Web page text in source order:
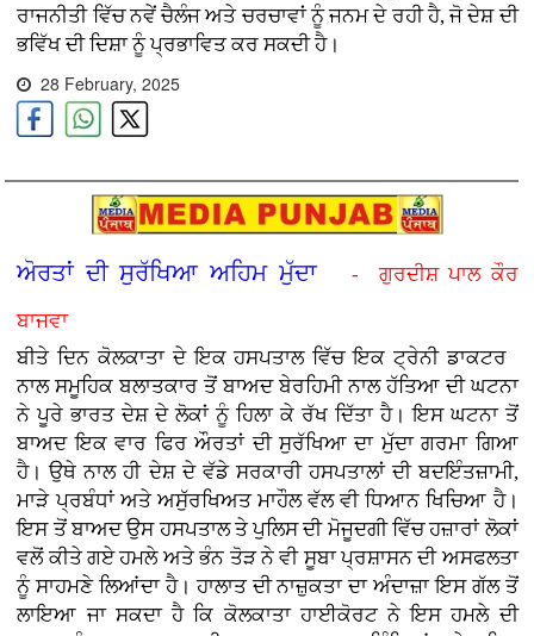
ਰਾਜਨੀਤੀ ਵਿੱਚ ਨਵੇਂ ਚੈਲੰਜ ਅਤੇ ਚਰਚਾਵਾਂ ਨੂੰ ਜਨਮ ਦੇ ਰਹੀ ਹੈ, ਜੋ ਦੇਸ਼ ਦੀ
ਭਵਿੱਖ ਦੀ ਦਿਸ਼ਾ ਨੂੰ ਪ੍ਰਭਾਵਿਤ ਕਰ ਸਕਦੀ ਹੈ।
28 February, 2025
ਅੋਰਤਾਂ ਦੀ ਸੁਰੱਖਿਆ ਅਹਿਮ ਮੁੱਦਾ - ਗੁਰਦੀਸ਼ ਪਾਲ ਕੌਰ
ਬਾਜਵਾ
ਬੀਤੇ ਦਿਨ ਕੋਲਕਾਤਾ ਦੇ ਇਕ ਹਸਪਤਾਲ ਵਿੱਚ ਇਕ ਟ੍ਰੇਨੀ ਡਾਕਟਰ
ਨਾਲ ਸਮੂਹਿਕ ਬਲਾਤਕਾਰ ਤੋਂ ਬਾਅਦ ਬੇਰਹਿਮੀ ਨਾਲ ਹੱਤਿਆ ਦੀ ਘਟਨਾ
ਨੇ ਪੂਰੇ ਭਾਰਤ ਦੇਸ਼ ਦੇ ਲੋਕਾਂ ਨੂੰ ਹਿਲਾ ਕੇ ਰੱਖ ਦਿੱਤਾ ਹੈ। ਇਸ ਘਟਨਾ ਤੋਂ
ਬਾਅਦ ਇਕ ਵਾਰ ਫਿਰ ਔਰਤਾਂ ਦੀ ਸੁਰੱਖਿਆ ਦਾ ਮੁੱਦਾ ਗਰਮਾ ਗਿਆ
ਹੈ। ਉਥੇ ਨਾਲ ਹੀ ਦੇਸ਼ ਦੇ ਵੱਡੇ ਸਰਕਾਰੀ ਹਸਪਤਾਲਾਂ ਦੀ ਬਦਇੰਤਜ਼ਾਮੀ,
ਮਾੜੇ ਪ੍ਰਬੰਧਾਂ ਅਤੇ ਅਸੁੱਰਖਿਅਤ ਮਾਹੌਲ ਵੱਲ ਵੀ ਧਿਆਨ ਖਿਚਿਆ ਹੈ।
ਇਸ ਤੋਂ ਬਾਅਦ ਉਸ ਹਸਪਤਾਲ ਤੇ ਪੁਲਿਸ ਦੀ ਮੋਜੂਦਗੀ ਵਿੱਚ ਹਜ਼ਾਰਾਂ ਲੋਕਾਂ
ਵਲੋਂ ਕੀਤੇ ਗਏ ਹਮਲੇ ਅਤੇ ਭੰਨ ਤੋੜ ਨੇ ਵੀ ਸੂਬਾ ਪ੍ਰਸ਼ਾਸਨ ਦੀ ਅਸਫਲਤਾ
ਨੂੰ ਸਾਹਮਣੇ ਲਿਆਂਦਾ ਹੈ। ਹਾਲਾਤ ਦੀ ਨਾਜ਼ੁਕਤਾ ਦਾ ਅੰਦਾਜ਼ਾ ਇਸ ਗੱਲ ਤੋਂ
ਲਾਇਆ ਜਾ ਸਕਦਾ ਹੈ ਕਿ ਕੋਲਕਾਤਾ ਹਾਈਕੋਰਟ ਨੇ ਇਸ ਹਮਲੇ ਦੀ